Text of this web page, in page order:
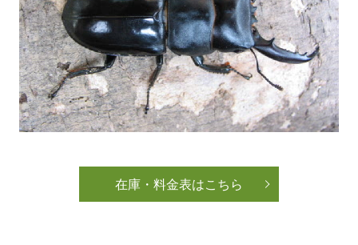
在庫・料金表はこちら